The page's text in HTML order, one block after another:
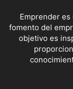
Emprender
fomento del
objetivo es